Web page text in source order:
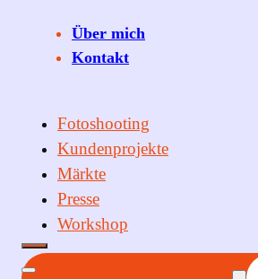
Über mich
Kontakt
Fotoshooting
Kundenprojekte
Märkte
Presse
Workshop